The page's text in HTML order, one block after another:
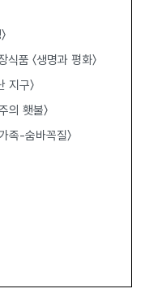
품 〈생명과 평화〉
지구〉
의 횃불〉
족-숨바꼭질〉